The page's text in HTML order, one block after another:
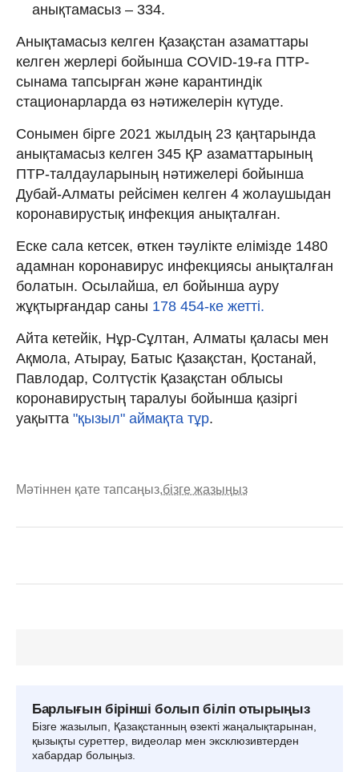
анықтамасыз – 334.
Анықтамасыз келген Қазақстан азаматтары
келген жерлері бойынша COVID-19-ға ПТР-
сынама тапсырған және карантиндік
стационарларда өз нәтижелерін күтуде.
Сонымен бірге 2021 жылдың 23 қаңтарында
анықтамасыз келген 345 ҚР азаматтарының
ПТР-талдауларының нәтижелері бойынша
Дубай-Алматы рейсімен келген 4 жолаушыдан
коронавирустық инфекция анықталған.
Еске сала кетсек, өткен тәулікте елімізде 1480
адамнан коронавирус инфекциясы анықталған
болатын. Осылайша, ел бойынша ауру
жұқтырғандар саны 178 454-ке жетті.
Айта кетейік, Нұр-Сұлтан, Алматы қаласы мен
Ақмола, Атырау, Батыс Қазақстан, Қостанай,
Павлодар, Солтүстік Қазақстан облысы
коронавирустың таралуы бойынша қазіргі
уақытта "қызыл" аймақта тұр.
Мәтіннен қате тапсаңыз,бізге жазыңыз
Барлығын бірінші болып біліп отырыңыз
Бізге жазылып, Қазақстанның өзекті жаңалықтарынан,
қызықты суреттер, видеолар мен эксклюзивтерден
хабардар болыңыз.